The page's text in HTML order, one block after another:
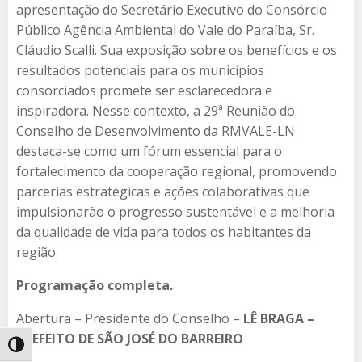
Alternar alto contraste
apresentação do Secretário Executivo do Consórcio
Público Agência Ambiental do Vale do Paraíba, Sr.
Cláudio Scalli. Sua exposição sobre os benefícios e os
resultados potenciais para os municípios
consorciados promete ser esclarecedora e
inspiradora. Nesse contexto, a 29ª Reunião do
Conselho de Desenvolvimento da RMVALE-LN
destaca-se como um fórum essencial para o
fortalecimento da cooperação regional, promovendo
parcerias estratégicas e ações colaborativas que
impulsionarão o progresso sustentável e a melhoria
da qualidade de vida para todos os habitantes da
região.
Programação completa.
Abertura – Presidente do Conselho – LÊ BRAGA –
PREFEITO DE SÃO JOSÉ DO BARREIRO